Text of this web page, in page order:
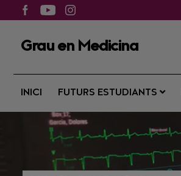
Grau en Medicina
INICI FUTURS ESTUDIANTS